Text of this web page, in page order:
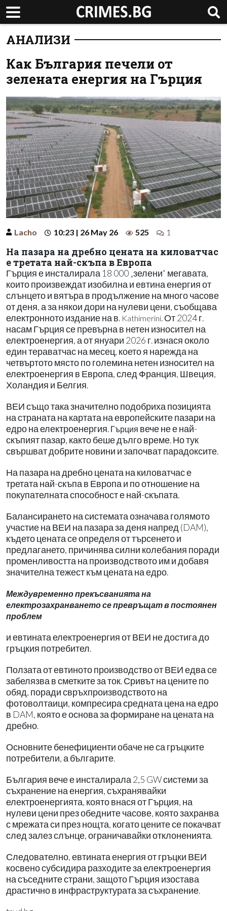
АНАЛИЗИ
Как България печели от
зелената енергия на Гърция
Lacho 10:23 | 26 May 26 525 1
На пазара на дребно цената на киловатчас
е третата най-скъпа в Европа
Гърция е инсталирала 18 000 „зелени“ мегавата,
които произвеждат изобилна и евтина енергия от
слънцето и вятъра в продължение на много часове
от деня, а за някои дори на нулеви цени, съобщава
електронното издание на в. Kathimerini. От 2024 г.
насам Гърция се превърна в нетен износител на
електроенергия, а от януари 2026 г. изнася около
един тераватчас на месец, което я нарежда на
четвъртото място по големина нетен износител на
електроенергия в Европа, след Франция, Швеция,
Холандия и Белгия.
ВЕИ също така значително подобриха позицията
на страната на картата на европейските пазари на
едро на електроенергия. Гърция вече не е най-
скъпият пазар, както беше дълго време. Но тук
свършват добрите новини и започват парадоксите.
На пазара на дребно цената на киловатчас е
третата най-скъпа в Европа и по отношение на
покупателната способност е най-скъпата.
Балансирането на системата означава голямото
участие на ВЕИ на пазара за деня напред (DAM),
където цената се определя от търсенето и
предлагането, причинява силни колебания поради
променливостта на производството им и добавя
значителна тежест към цената на едро.
Междувременно прекъсванията на
електрозахранването се превръщат в постоянен
проблем
и евтината електроенергия от ВЕИ не достига до
гръцкия потребител.
Ползата от евтиното производство от ВЕИ едва се
забелязва в сметките за ток. Сривът на цените по
обяд, поради свръхпроизводството на
фотоволтаици, компресира средната цена на едро
в DAM, която е основа за формиране на цената на
дребно.
Основните бенефициенти обаче не са гръцките
потребители, а българите.
България вече е инсталирала 2,5 GW системи за
съхранение на енергия, съхранявайки
електроенергията, която внася от Гърция, на
нулеви цени през обедните часове, която захранва
с мрежата си през нощта, когато цените се покачват
след залез слънце, ограничавайки отклоненията.
Следователно, евтината енергия от гръцки ВЕИ
косвено субсидира разходите за електроенергия
на съседните страни, защото Гърция изостава
драстично в инфраструктурата за съхранение.